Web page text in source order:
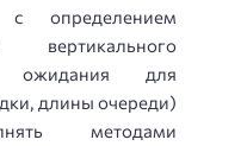
определением
ожидания для
длины очереди)
методами